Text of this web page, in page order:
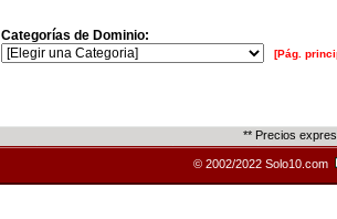
Categorías de Dominio:
[Pág.
** Precios
© 2002/2022 Solo10.com